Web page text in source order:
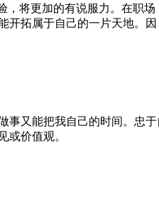
，将更加的有说服力。在职场
开拓属于自己的一片天地。因
事又能把我自己的时间。忠于
或价值观。